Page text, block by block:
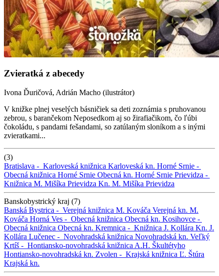
Zvieratká z abecedy
Ivona Ďuričová, Adrián Macho (ilustrátor)
V knižke plnej veselých básničiek sa deti zoznámia s pruhovanou
zebrou, s barančekom Neposedkom aj so žirafiačikom, čo ľúbi
čokoládu, s pandami fešandami, so zatúlaným sloníkom a s inými
zvieratkami...
(3)
Bratislava - Karloveská knižnica Karloveská kn. Horné Srnie -
Obecná knižnica Horné Srnie Obecná kn. Horné Srnie Prievidza -
Knižnica M. Mišíka Prievidza Kn. M. Mišíka Prievidza
Banskobystrický kraj (7)
Banská Bystrica - Verejná knižnica M. Kováča Verejná kn. M.
Kováča Horná Ves - Obecná knižnica Obecná kn. Kosihovce -
Obecná knižnica Obecná kn. Kremnica - Knižnica J. Kollára Kn. J.
Kollára Lučenec - Novohradská knižnica Novohradská kn. Veľký
Krtíš - Hontiansko-novohradská knižnica A.H. Škultétyho
Hontiansko-novohradská kn. Zvolen - Krajská knižnica Ľ. Štúra
Krajská kn.